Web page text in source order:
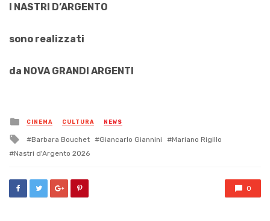
I NASTRI D’ARGENTO
sono realizzati
da NOVA GRANDI ARGENTI
Posted
in
CINEMA CULTURA NEWS
Tagged
with
Barbara Bouchet Giancarlo Giannini
Mariano Rigillo
Nastri d'Argento 2026
0